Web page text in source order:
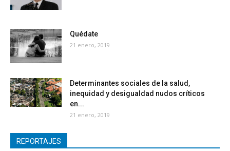
Quédate
21 enero, 2019
Determinantes sociales de la salud,
inequidad y desigualdad nudos críticos
en...
21 enero, 2019
REPORTAJES